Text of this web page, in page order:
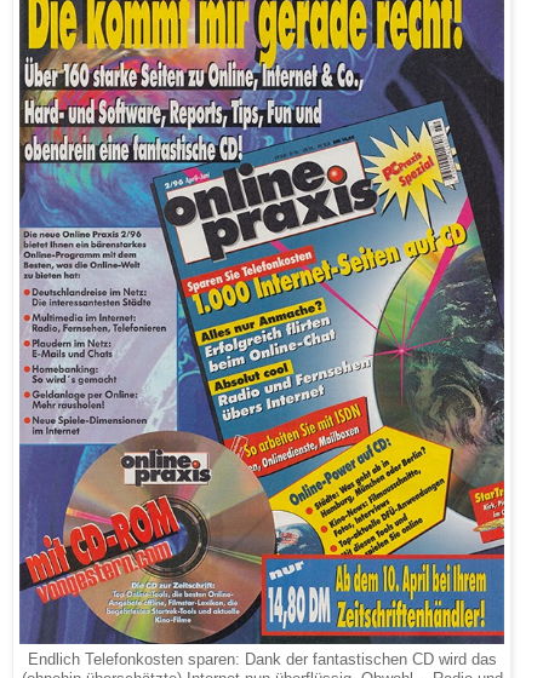
Endlich Telefonkosten sparen: Dank der fantastischen CD wird das